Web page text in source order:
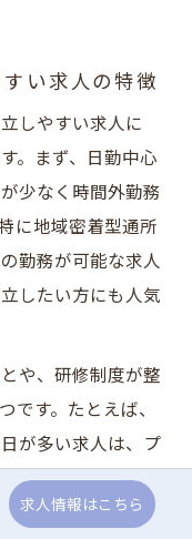
い求人の特徴
しやすい求人に
。まず、日勤中心
少なく時間外勤務
に地域密着型通所
勤務が可能な求人
したい方にも人気
や、研修制度が整
です。たとえば、
が多い求人は、プ
います。応募時は
情に配慮してもら
求人情報はこちら